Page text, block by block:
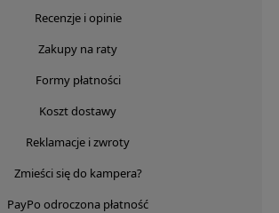
Recenzje i opinie
Zakupy na raty
Formy płatności
Koszt dostawy
Reklamacje i zwroty
Zmieści się do kampera?
PayPo odroczona płatność